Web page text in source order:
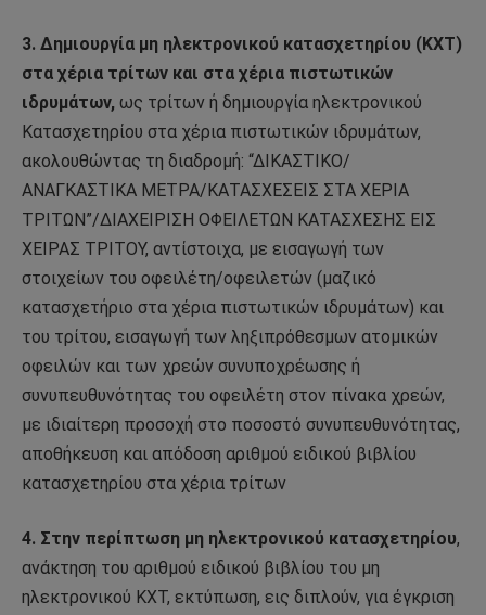
3. Δημιουργία μη ηλεκτρονικού κατασχετηρίου (KΧΤ)
στα χέρια τρίτων και στα χέρια πιστωτικών
ιδρυμάτων, ως τρίτων ή δημιουργία ηλεκτρονικού
Κατασχετηρίου στα χέρια πιστωτικών ιδρυμάτων,
ακολουθώντας τη διαδρομή: “ΔΙΚΑΣΤΙΚΟ/
ΑΝΑΓΚΑΣΤΙΚΑ ΜΕΤΡΑ/ΚΑΤΑΣΧΕΣΕΙΣ ΣΤΑ ΧΕΡΙΑ
ΤΡΙΤΩΝ”/ΔΙΑΧΕΙΡΙΣΗ ΟΦΕΙΛΕΤΩΝ ΚΑΤΑΣΧΕΣΗΣ ΕΙΣ
ΧΕΙΡΑΣ ΤΡΙΤΟΥ, αντίστοιχα, με εισαγωγή των
στοιχείων του οφειλέτη/οφειλετών (μαζικό
κατασχετήριο στα χέρια πιστωτικών ιδρυμάτων) και
του τρίτου, εισαγωγή των ληξιπρόθεσμων ατομικών
οφειλών και των χρεών συνυποχρέωσης ή
συνυπευθυνότητας του οφειλέτη στον πίνακα χρεών,
με ιδιαίτερη προσοχή στο ποσοστό συνυπευθυνότητας,
αποθήκευση και απόδοση αριθμού ειδικού βιβλίου
κατασχετηρίου στα χέρια τρίτων
4. Στην περίπτωση μη ηλεκτρονικού κατασχετηρίου,
ανάκτηση του αριθμού ειδικού βιβλίου του μη
ηλεκτρονικού ΚΧΤ, εκτύπωση, εις διπλούν, για έγκριση